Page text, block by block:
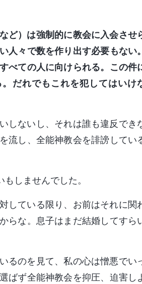
ど）は強制的に教会に入会させ
々で数を作り出す必要もない。
べての人に向けられる。この件
だれでもこれを犯してはいけ
しないし、それは誰も違反でき
流し、全能神教会を誹謗してい
しませんでした。
している限り、お前はそれに関
らな。息子はまだ結婚してすら
るのを見て、私の心は憎悪でい
ばず全能神教会を抑圧、迫害し